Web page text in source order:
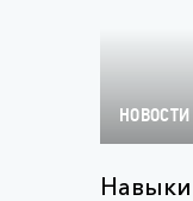
НОВОСТИ